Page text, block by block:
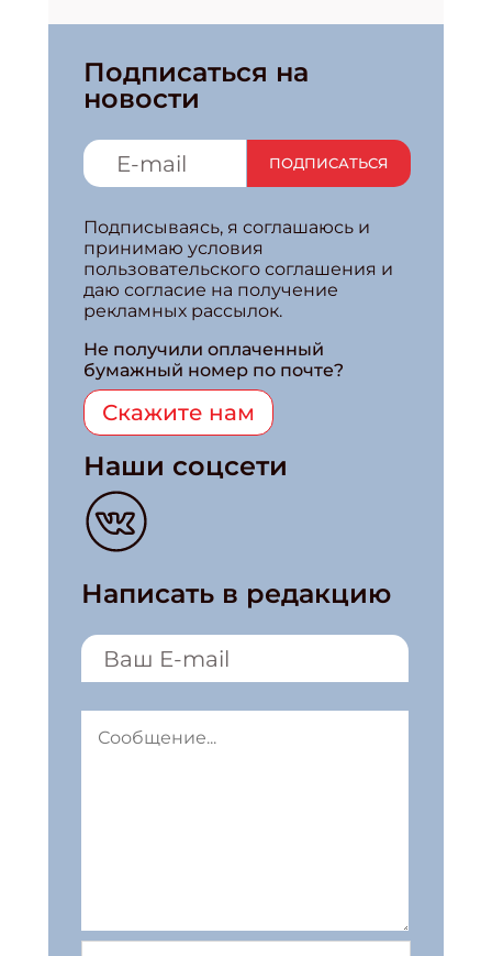
Подписаться на
новости
ПОДПИСАТЬСЯ
Подписываясь, я соглашаюсь и
принимаю условия
пользовательского соглашения и
даю согласие на получение
рекламных рассылок.
Не получили оплаченный
бумажный номер по почте?
Скажите нам
Наши соцсети
Написать в редакцию